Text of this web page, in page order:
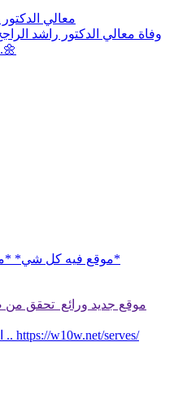
معالي
وفاة معالي الدكتور راشد
🌼من أشهر علماء
موقع جديد ورائع تحقق من
الخدمات الإلكترونيه السعوديه .. https://w10w.net/serves/